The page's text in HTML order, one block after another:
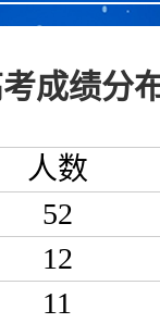
成绩分
人数
52
12
11